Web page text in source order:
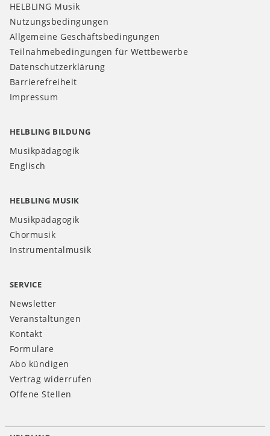
HELBLING Musik
Nutzungsbedingungen
Allgemeine Geschäftsbedingungen
Teilnahmebedingungen für Wettbewerbe
Datenschutzerklärung
Barrierefreiheit
Impressum
HELBLING BILDUNG
Musikpädagogik
Englisch
HELBLING MUSIK
Musikpädagogik
Chormusik
Instrumentalmusik
SERVICE
Newsletter
Veranstaltungen
Kontakt
Formulare
Abo kündigen
Vertrag widerrufen
Offene Stellen